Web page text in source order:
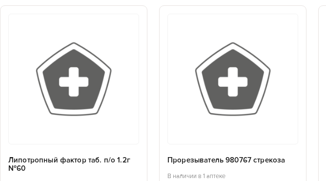
Липотропный фактор таб. п/о 1.2г
№60
Прорезыватель 980767 стрекоза
В наличии в 1 аптеке